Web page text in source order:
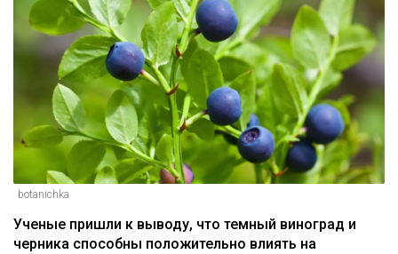
botanichka
Ученые пришли к выводу, что темный виноград и
черника способны положительно влиять на